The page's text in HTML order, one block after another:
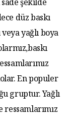
şekilde
düz baskı
yağlı boya
En populer
gruptur. Yağlı
ressamlarımız